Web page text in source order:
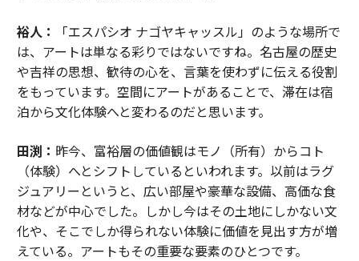
裕人：
「エスパシオ ナゴヤキャッスル」のような場所で
は、アートは単なる彩りではないですね。名古屋の歴史
や吉祥の思想、歓待の心を、言葉を使わずに伝える役割
をもっています。空間にアートがあることで、滞在は宿
泊から文化体験へと変わるのだと思います。
田渕： 昨今、富裕層の価値観はモノ（所有）からコト
（体験）へとシフトしているといわれます。以前はラグ
ジュアリーというと、広い部屋や豪華な設備、高価な食
材などが中心でした。しかし今はその土地にしかない文
化や、そこでしか得られない体験に価値を見出す方が増
えている。アートもその重要な要素のひとつです。